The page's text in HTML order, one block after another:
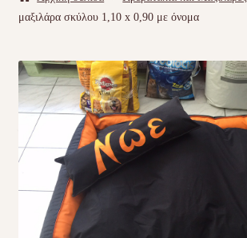
Σκύλος
Κουνέλι
Πουλί
Κρεβατάκια
μαξιλάρα σκύλου 1,10 x 0,90 με όνομα